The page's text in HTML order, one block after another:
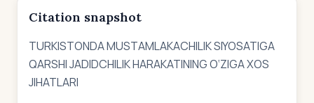
Citation snapshot
TURKISTONDA MUSTAMLAKACHILIK SIYOSATIGA
QARSHI JADIDCHILIK HARAKATINING O‘ZIGA ХOS
JIHATLARI